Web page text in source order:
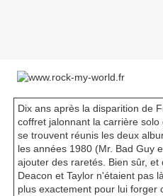
Dix ans après la disparition de
coffret jalonnant la carrière
se trouvent réunis les deux
les années 1980 (Mr. Bad Guy
ajouter des raretés. Bien sûr, et
Deacon et Taylor n'étaient pas
plus exactement pour lui forger